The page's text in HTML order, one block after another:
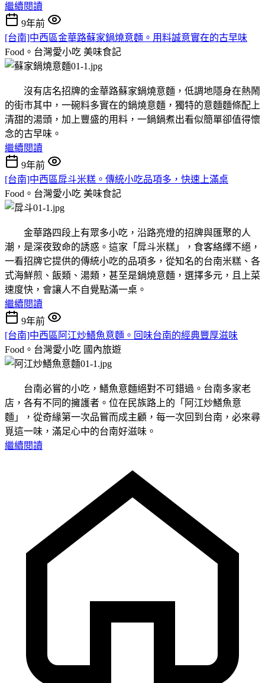
繼續閱讀
9年前
[台南]中西區金華路蘇家鍋燒意麵。用料誠意實在的古早味
Food。台灣愛小吃 美味食記
沒有店名招牌的金華路蘇家鍋燒意麵，低調地隱身在熱鬧
的街市其中，一碗料多實在的鍋燒意麵，獨特的意麵麵條配上
清甜的湯頭，加上豐盛的用料，一鍋鍋煮出看似簡單卻值得懷
念的古早味。
繼續閱讀
9年前
[台南]中西區戽斗米糕。傳統小吃品項多，快速上滿桌
Food。台灣愛小吃 美味食記
金華路四段上有眾多小吃，沿路亮燈的招牌與匯聚的人
潮，是深夜致命的誘惑。這家「戽斗米糕」，食客絡繹不絕，
一看招牌它提供的傳統小吃的品項多，從知名的台南米糕、各
式海鮮煎、飯類、湯類，甚至是鍋燒意麵，選擇多元，且上菜
速度快，會讓人不自覺點滿一桌。
繼續閱讀
9年前
[台南]中西區阿江炒鱔魚意麵。回味台南的經典豐厚滋味
Food。台灣愛小吃 國內旅遊
台南必嘗的小吃，鱔魚意麵絕對不可錯過。台南多家老
店，各有不同的擁護者。位在民族路上的「阿江炒鱔魚意
麵」，從奇緣第一次品嘗而成主顧，每一次回到台南，必來尋
覓這一味，滿足心中的台南好滋味。
繼續閱讀